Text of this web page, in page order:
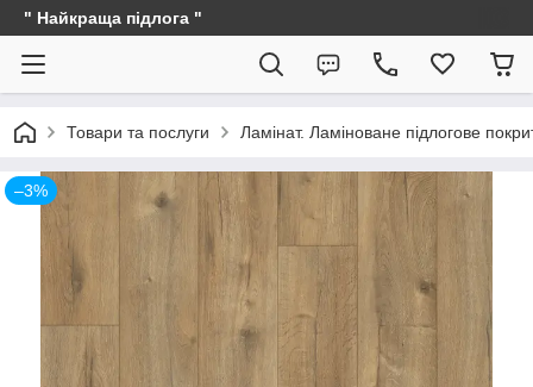
" Найкраща підлога "
Товари та послуги Ламінат. Ламіноване підлогове
–3%